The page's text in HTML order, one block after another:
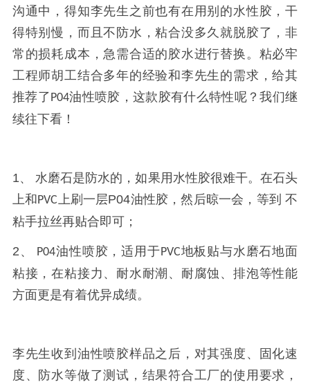
沟通中，得知李先生之前也有在用别的水性胶，干
得特别慢，而且不防水，粘合没多久就脱胶了，非
常的损耗成本，急需合适的胶水进行替换。粘必牢
工程师胡工结合多年的经验和李先生的需求，给其
推荐了 P04油性喷胶，这款胶有什么特性呢？我们继
续往下看！
1、水磨石是防水的，如果用水性胶很难干。在石头
上和 PVC上刷一层P04油性胶，然后晾一会， 等到不
粘手拉丝再贴合即可；
2、 P04油性喷胶，适用于 PVC地板贴与水磨石地面
粘接，在粘接力、耐水耐潮、耐腐蚀、排泡等性能
方面更是有着优异成绩。
李先生收到油性喷胶样品之后，对其强度、固化速
度、防水等做了测试，结果符合工厂的使用要求，